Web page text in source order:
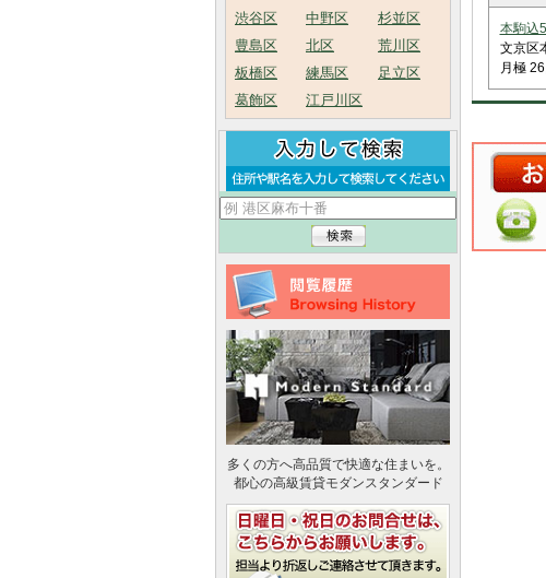
渋谷区
中野区
杉並区
豊島区
北区
荒川区
板橋区
練馬区
足立区
葛飾区
江戸川区
多くの方へ高品質で快適な住まいを。
都心の高級賃貸モダンスタンダード
本駒込
文京区
月極